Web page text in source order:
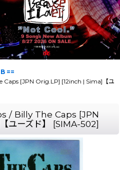
==
Caps [JPN Orig.LP] [12inch | Sima]【ユ
/ Billy The Caps [JPN
ーズド】
[SIMA-502]